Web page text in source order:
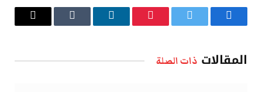
فيسبوك تويتر بينتيريستلينكدإن Tumblr
البريد
المقالات ذات الصلة